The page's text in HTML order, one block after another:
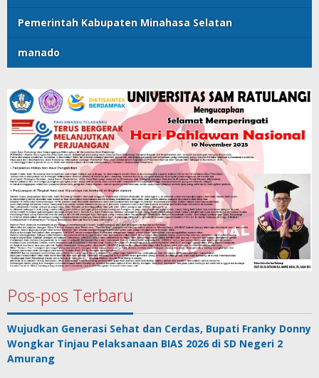
Pemerintah Kabupaten Minahasa Selatan
manado
Pos-pos Terbaru
Wujudkan Generasi Sehat dan Cerdas, Bupati Franky Donny
Wongkar Tinjau Pelaksanaan BIAS 2026 di SD Negeri 2
Amurang